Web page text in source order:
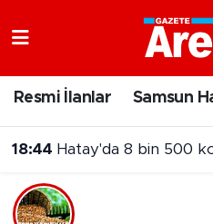
Resmi İlanlar Samsun
18:44 Hatay'da 8 bin 500
Samsun Namaz
Trafik Durumu